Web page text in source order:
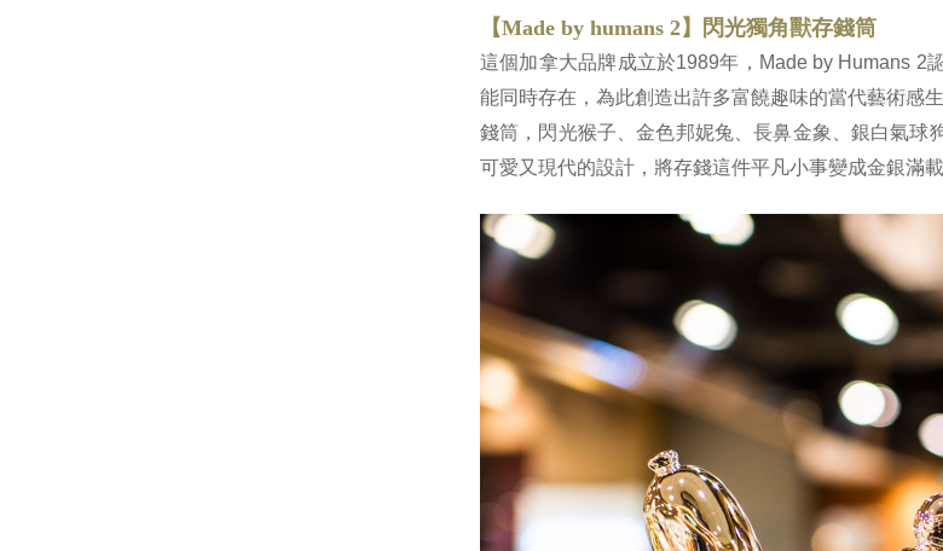
【Made by humans 2】閃光獨角獸存錢筒
這個加拿大品牌成立於1989年，Made by Humans 2
能同時存在，為此創造出許多富饒趣味的當代藝術感
錢筒，閃光猴子、金色邦妮兔、長鼻金象、銀白氣球
可愛又現代的設計，將存錢這件平凡小事變成金銀滿載